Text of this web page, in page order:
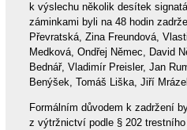
k výslechu několik desítek
záminkami byli na 48 hodin
Převratská, Zina Freundová,
Medková, Ondřej Němec, David
Bednář, Vladimír Preisler, Jan
Benýšek, Tomáš Liška, Jiří
Formálním důvodem k zadržení
z výtržnictví podle § 202